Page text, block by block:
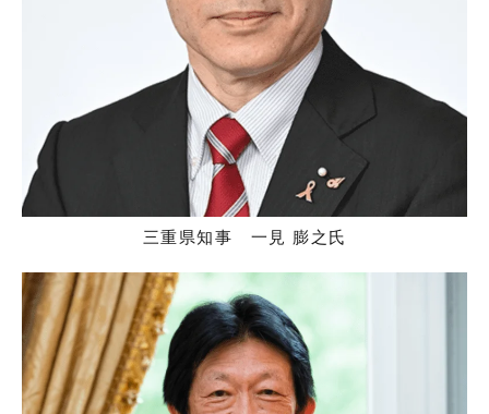
三重県知事 一見 膨之氏